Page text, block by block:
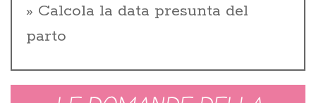
Calcola la data presunta del
parto